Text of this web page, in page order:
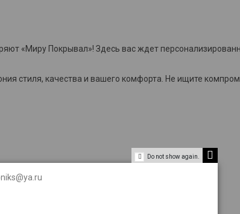
«Миру Покрывал»! Здесь вас ждет
стиля, качества и вашего комфорта. Не ищите
Do not show again.